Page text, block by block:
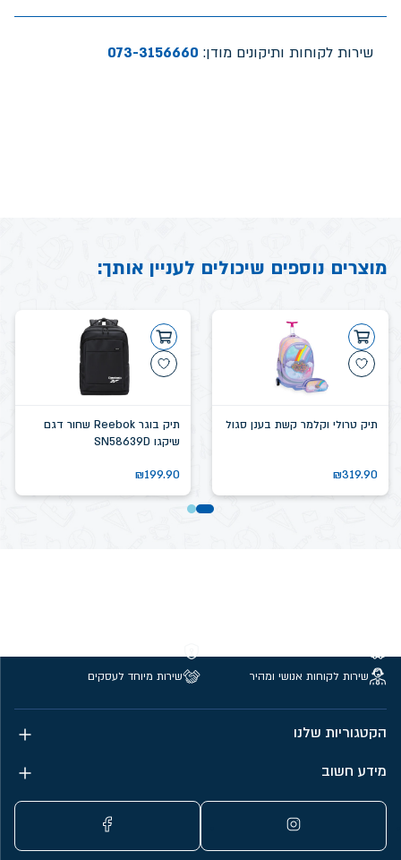
שירות לקוחות ותיקונים מודן: 073-3156660
מוצרים נוספים שיכולים לעניין אותך:
תיק טרולי וקלמר קשת בענן סגול
₪319.90
תיק בוגר Reebok שחור דגם
שיקגו SN58639D
₪199.90
שירות לקוחות אנושי ומהיר
שירות מיוחד לעסקים
הקטגוריות שלנו
מידע חשוב